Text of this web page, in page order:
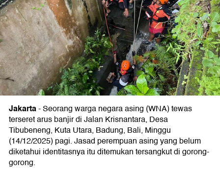
Jakarta-Seorang warga negara asing (WNA) tewas
terseret arus banjir di Jalan Krisnantara, Desa
Tibubeneng, Kuta Utara, Badung, Bali, Minggu
(14/12/2025) pagi. Jasad perempuan asing yang belum
diketahui identitasnya itu ditemukan tersangkut di gorong-
gorong.